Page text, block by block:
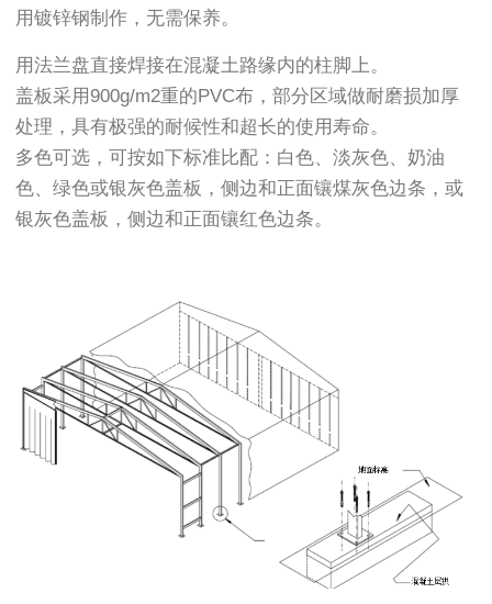
用镀锌钢制作，无需保养。
用法兰盘直接焊接在混凝土路缘内的柱脚上。
盖板采用900g/m2重的PVC布，部分区域做耐磨损加厚
处理，具有极强的耐候性和超长的使用寿命。
多色可选，可按如下标准比配：白色、淡灰色、奶油
色、绿色或银灰色盖板，侧边和正面镶煤灰色边条，或
银灰色盖板，侧边和正面镶红色边条。